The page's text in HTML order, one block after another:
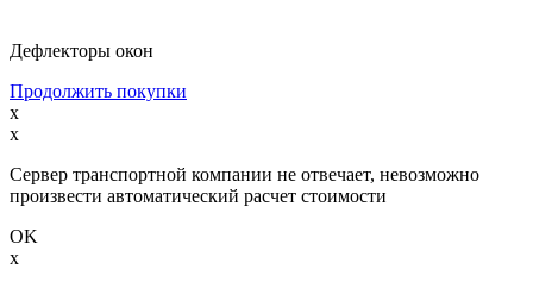
Дефлекторы окон
Продолжить покупки
x
x
Сервер транспортной компании не отвечает, невозможно
произвести автоматический расчет стоимости
OK
x